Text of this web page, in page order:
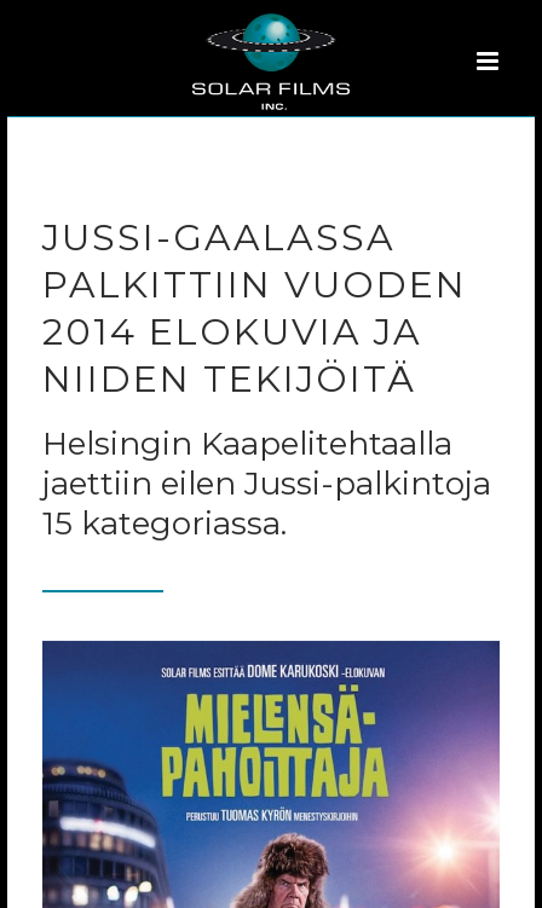
JUSSI-GAALASSA
PALKITTIIN VUODEN
2014 ELOKUVIA JA
NIIDEN TEKIJÖITÄ
Helsingin Kaapelitehtaalla
jaettiin eilen Jussi-palkintoja
15 kategoriassa.